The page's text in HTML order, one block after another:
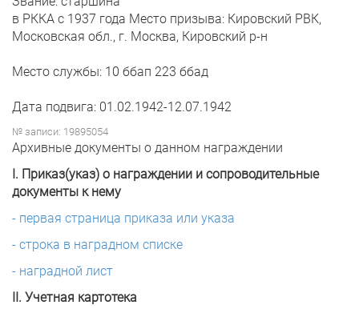
в РККА с 1937 года Место призыва: Кировский РВК,
Московская обл., г. Москва, Кировский р-н
Место службы: 10 ббап 223 ббад
Дата подвига: 01.02.1942-12.07.1942
№ записи: 19895054
Архивные документы о данном награждении
I. Приказ(указ) о награждении и сопроводительные
документы к нему
- первая страница приказа или указа
- строка в наградном списке
- наградной лист
II. Учетная картотека